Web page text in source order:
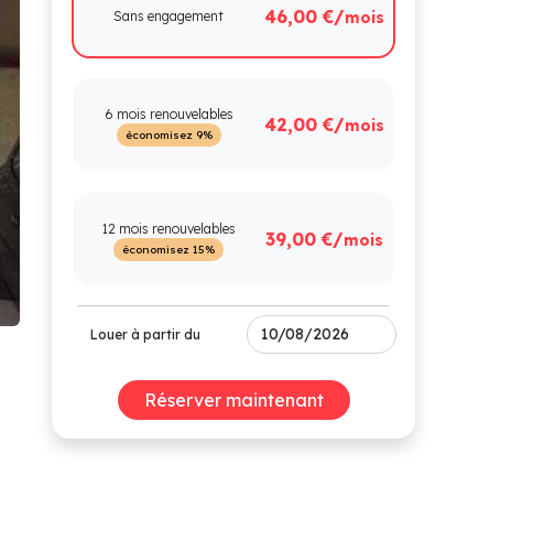
Sans engagement 46,00 €/mois
6 mois renouvelables
économisez 9% 42,00 €/mois
12 mois renouvelables
économisez 15% 39,00 €/mois
Louer à partir du
Réserver maintenant